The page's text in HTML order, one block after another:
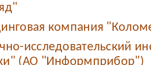
компания
исследовательский
(АО "Информприбор")